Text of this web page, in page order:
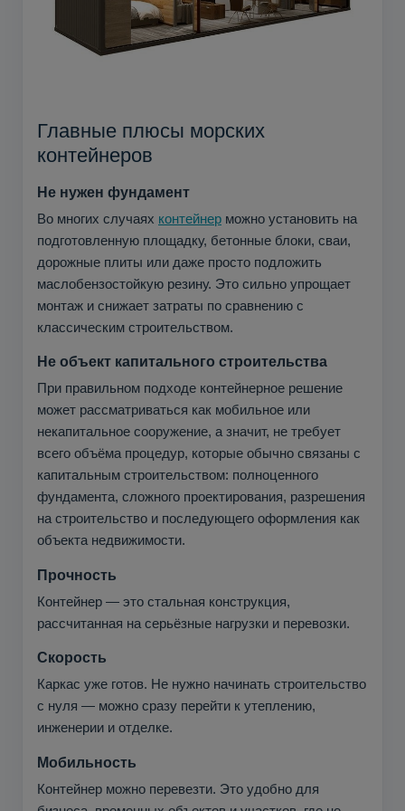
Главные плюсы морских
контейнеров
Не нужен фундамент
Во многих случаях контейнер можно установить на
подготовленную площадку, бетонные блоки, сваи,
дорожные плиты или даже просто подложить
маслобензостойкую резину. Это сильно упрощает
монтаж и снижает затраты по сравнению с
классическим строительством.
Не объект капитального строительства
При правильном подходе контейнерное решение
может рассматриваться как мобильное или
некапитальное сооружение, а значит, не требует
всего объёма процедур, которые обычно связаны с
капитальным строительством: полноценного
фундамента, сложного проектирования, разрешения
на строительство и последующего оформления как
объекта недвижимости.
Прочность
Контейнер — это стальная конструкция,
рассчитанная на серьёзные нагрузки и перевозки.
Скорость
Каркас уже готов. Не нужно начинать строительство
с нуля — можно сразу перейти к утеплению,
инженерии и отделке.
Мобильность
Контейнер можно перевезти. Это удобно для